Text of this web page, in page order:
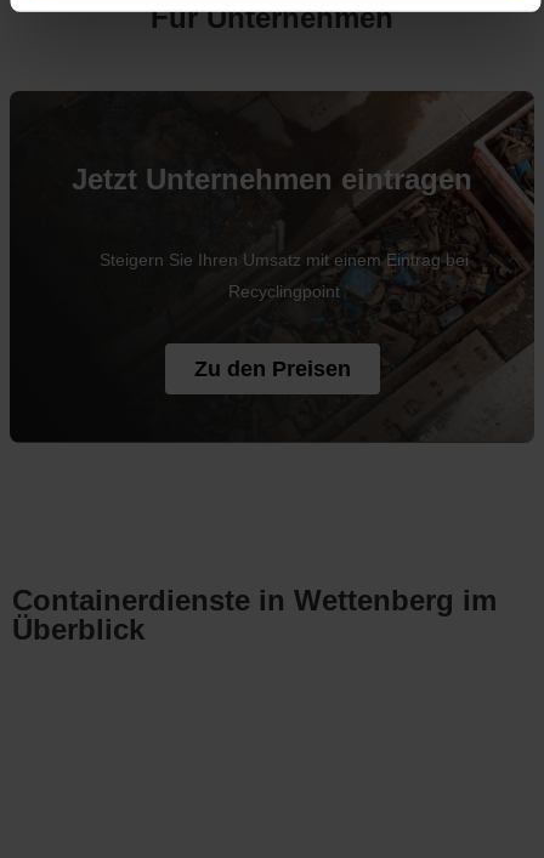
Für Unternehmen
Jetzt Unternehmen eintragen
Steigern Sie Ihren Umsatz mit einem Eintrag bei
Recyclingpoint
Zu den Preisen
Containerdienste in Wettenberg im
Überblick